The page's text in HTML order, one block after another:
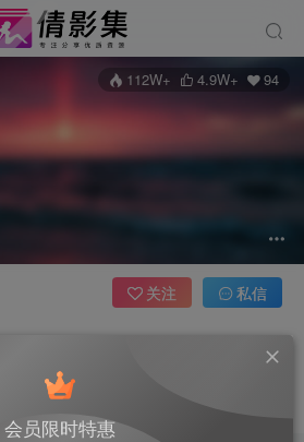
112W+ 4.9W+ 94
关注 私信
会员限时特惠